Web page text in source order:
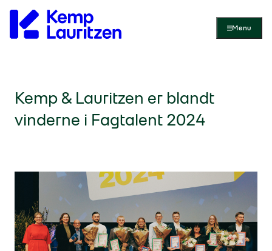
Menu
Kemp & Lauritzen er blandt
vinderne i Fagtalent 2024